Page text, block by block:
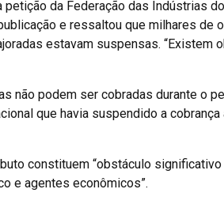
petição da Federação das Indústrias
e ressaltou que milhares de
estavam suspensas. “Existem
não podem ser cobradas durante o
que havia suspendido a cobrança
constituem “obstáculo significativo
e agentes econômicos”.